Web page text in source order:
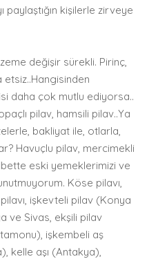
kişilerle zirveye
değişir sürekli. Pirinç,
daha çok mutlu ediyorsa..
pilav, hamsili pilav..Ya
bakliyat ile, otlarla,
Havuçlu pilav, mercimekli
eski yemeklerimizi ve
Köse pilavı,
işkevteli pilav (Konya
ve Sivas, ekşili pilav
işkembeli aş
kelle aşı (Antakya),